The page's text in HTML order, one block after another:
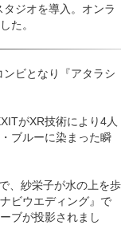
ジオを導入。オンラ
た。
ビとなり『アタラシ
がXR技術により4人
ブルーに染まった瞬
、紗栄子が水の上を歩
ビウエディング』で
ブが投影されまし